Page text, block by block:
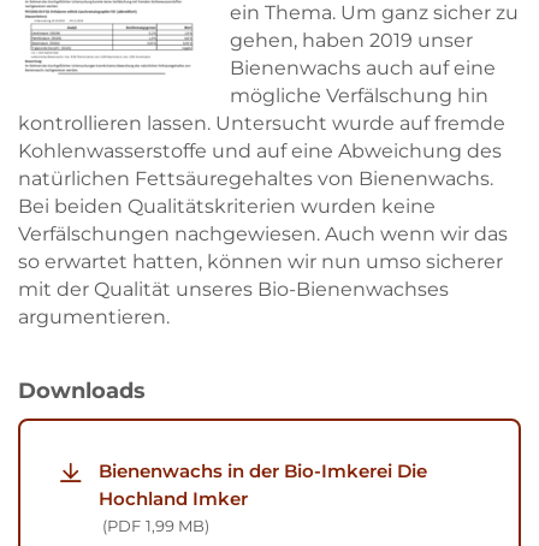
ein Thema. Um ganz sicher zu
gehen, haben 2019 unser
Bienenwachs auch auf eine
mögliche Verfälschung hin
kontrollieren lassen. Untersucht wurde auf fremde
Kohlenwasserstoffe und auf eine Abweichung des
natürlichen Fettsäuregehaltes von Bienenwachs.
Bei beiden Qualitätskriterien wurden keine
Verfälschungen nachgewiesen. Auch wenn wir das
so erwartet hatten, können wir nun umso sicherer
mit der Qualität unseres Bio-Bienenwachses
argumentieren.
Downloads
Bienenwachs in der Bio-Imkerei Die
Hochland Imker
PDF 1,99 MB